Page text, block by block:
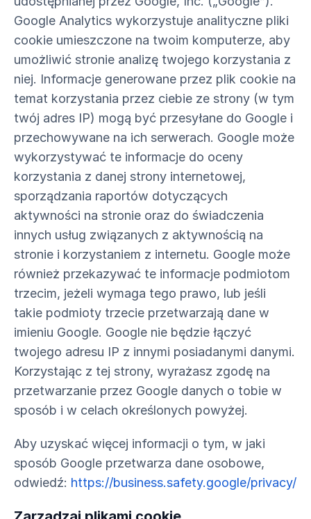
Google Analytics wykorzystuje analityczne pliki
cookie umieszczone na twoim komputerze, aby
umożliwić stronie analizę twojego korzystania z
niej. Informacje generowane przez plik cookie na
temat korzystania przez ciebie ze strony (w tym
twój adres IP) mogą być przesyłane do Google i
przechowywane na ich serwerach. Google może
wykorzystywać te informacje do oceny
korzystania z danej strony internetowej,
sporządzania raportów dotyczących
aktywności na stronie oraz do świadczenia
innych usług związanych z aktywnością na
stronie i korzystaniem z internetu. Google może
również przekazywać te informacje podmiotom
trzecim, jeżeli wymaga tego prawo, lub jeśli
takie podmioty trzecie przetwarzają dane w
imieniu Google. Google nie będzie łączyć
twojego adresu IP z innymi posiadanymi danymi.
Korzystając z tej strony, wyrażasz zgodę na
przetwarzanie przez Google danych o tobie w
sposób i w celach określonych powyżej.
Aby uzyskać więcej informacji o tym, w jaki
sposób Google przetwarza dane osobowe,
odwiedź: https://business.safety.google/privacy/